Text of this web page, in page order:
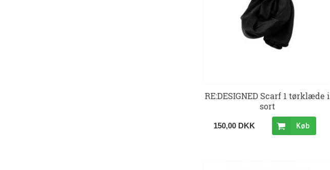
RE:DESIGNED Scarf 1 tørklæde i
sort
150,00 DKK Køb